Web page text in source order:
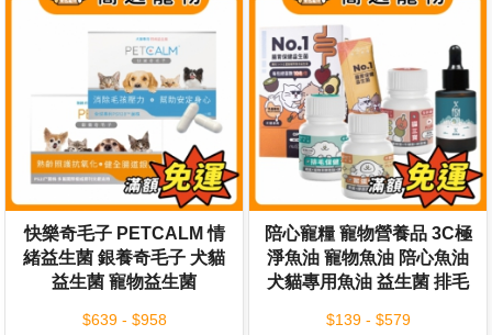
快樂奇毛子 PETCALM 情
緒益生菌 銀養奇毛子 犬貓
益生菌 寵物益生菌
$639 - $958
陪心寵糧 寵物營養品 3C極
淨魚油 寵物魚油 陪心魚油
犬貓專用魚油 益生菌 排毛
$139 - $579